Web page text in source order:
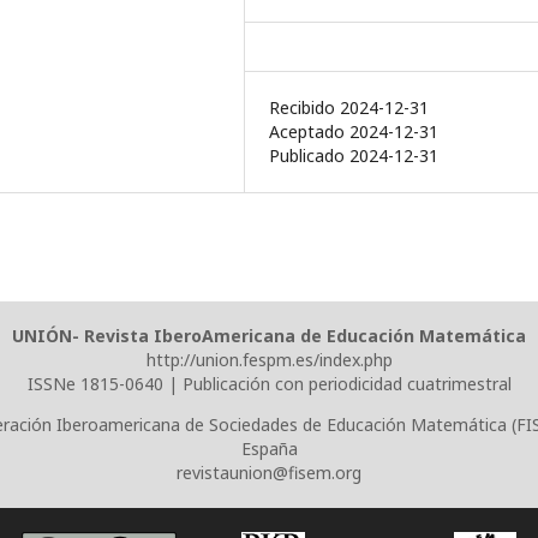
Recibido 2024-12-31
Aceptado 2024-12-31
Publicado 2024-12-31
UNIÓN- Revista IberoAmericana de Educación Matemática
http://union.fespm.es/index.php
ISSNe 1815-0640 | Publicación con periodicidad cuatrimestral
Iberoamericana de Sociedades de Educación Matemática
España
revistaunion@fisem.org